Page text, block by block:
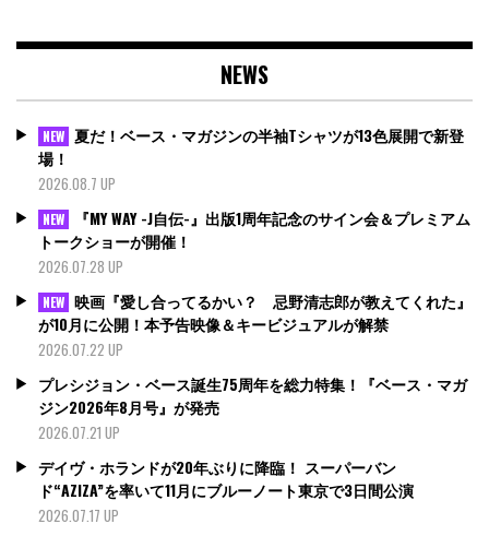
NEWS
NEW 夏だ！ベース・マガジンの半袖Tシャツが13色展開で新登
場！
2026.08.7 UP
NEW
『MY WAY -J自伝-』出版1周年記念のサイン会＆プレミアム
トークショーが開催！
2026.07.28 UP
NEW 映画『愛し合ってるかい？ 忌野清志郎が教えてくれた』
が10月に公開！本予告映像＆キービジュアルが解禁
2026.07.22 UP
プレシジョン・ベース誕生75周年を総力特集！『ベース・マガ
ジン2026年8月号』が発売
2026.07.21 UP
デイヴ・ホランドが20年ぶりに降臨！ スーパーバン
ド“AZIZA”を率いて11月にブルーノート東京で3日間公演
2026.07.17 UP